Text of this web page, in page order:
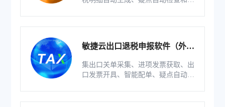
敏捷云出口退税申报软件（外贸
集出口关单采集、进项发票获取、出
口发票开具、智能配单、疑点自动检